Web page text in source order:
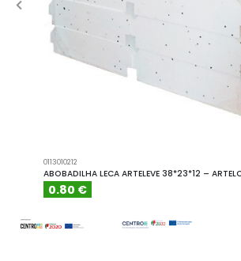
0113010212
ABOBADILHA LECA ARTELEVE 38*23*12 –
0.80 €